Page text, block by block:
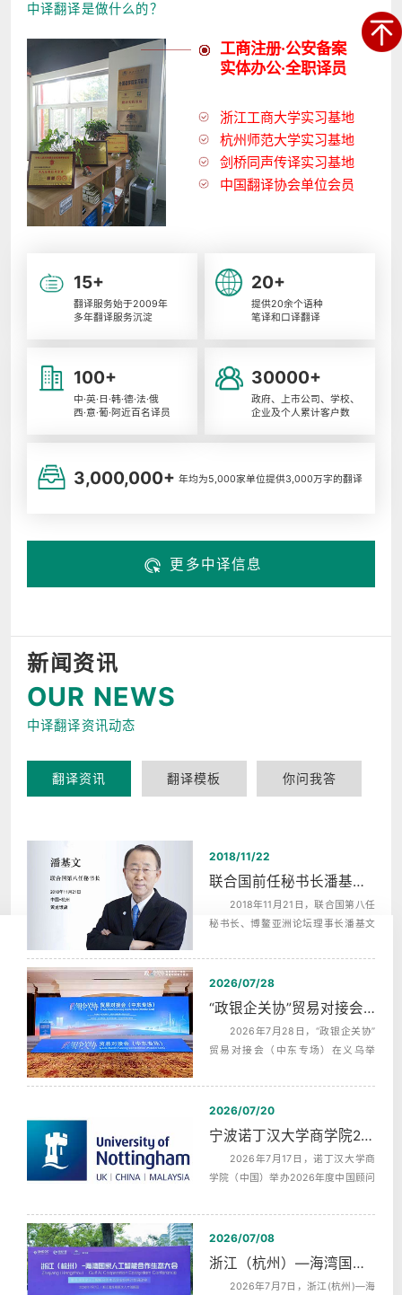
中译翻译是做什么的？
工商注册·公安备案
实体办公·全职译员
浙江工商大学实习基地
杭州师范大学实习基地
剑桥同声传译实习基地
中国翻译协会单位会员
15+
翻译服务始于2009年
多年翻译服务沉淀
20+
提供20余个语种
笔译和口译翻译
100+
中·英·日·韩·德·法·俄
西·意·葡·阿近百名译员
30000+
政府、上市公司、学校、
企业及个人累计客户数
3,000,000+ 年均为5,000家单位提供3,000万字的翻译
更多中译信息
新闻资讯
OUR NEWS
中译翻译资讯动态
翻译资讯 翻译模板 你问我答
2018/11/22
联合国前任秘书长潘基文西湖和平之夜同声传译翻译
2018年11月21日，联合国第八任
秘书长、博鳌亚洲论坛理事长潘基文
夫...
2026/07/28
“政银企关协”贸易对接会（中东专场）中英文同声传译翻译
2026年7月28日，“政银企关协”
贸易对接会（中东专场）在义乌举
动提供...
2026/07/20
宁波诺丁汉大学商学院2026年度中国顾问委员会第二次会议同声传译
2026年7月17日，诺丁汉大学商
学院（中国）举办2026年度中国顾问
为上午...
2026/07/08
浙江（杭州）—海湾国家人工智能合作生态发布会AI机器英语同传
2026年7月7日，浙江(杭州)—海